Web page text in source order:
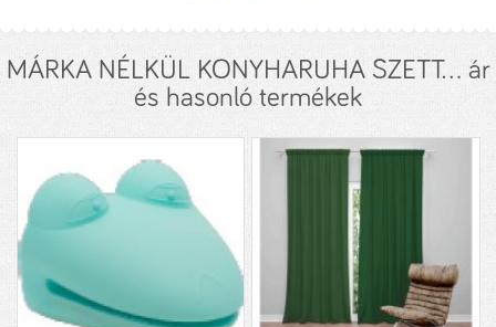
MÁRKA NÉLKÜL KONYHARUHA SZETT... ár
és hasonló termékek